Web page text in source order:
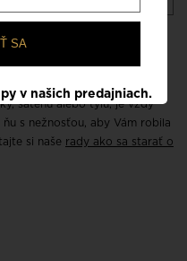
polyamid 4% polyuretán
saténu alebo tylu, je vždy
s nežnosťou, aby Vám robila
si naše rady ako sa starať o
SA
v našich predajniach.